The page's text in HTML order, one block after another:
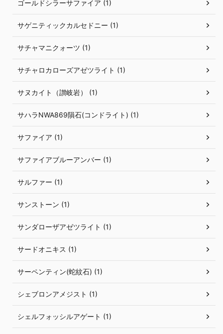
ゴールドシラーサファイア (1)
サゲニティックカルセドニー (1)
サチャマニクォーツ (1)
サチャロカローズアゼツライト (1)
サヌカイト（讃岐岩） (1)
サハラNWA869隕石(コンドライト) (1)
サファイア (1)
サファイアブルーアンバー (1)
サルファー (1)
サンストーン (1)
サンダローザアゼツライト (1)
サードオニキス (1)
サーペンティン(蛇紋石) (1)
シェブロンアメジスト (1)
シェルフォッシルアゲート (1)